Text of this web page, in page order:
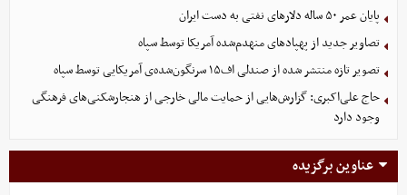
پایان عمر ۵۰ ساله دلارهای نفتی به دست ایران
تصاویر جدید از پهپادهای منهدم‌شده آمریکا توسط سپاه
تصویر تازه منتشر شده از صندلی اف۱۵ سرنگون‌شده‌ی آمریکایی توسط سپاه
حاج علی‌اکبری: گزارش‌هایی از حمایت مالی خارجی از هنجارشکنی‌های فرهنگی
وجود دارد
عناوین برگزیده